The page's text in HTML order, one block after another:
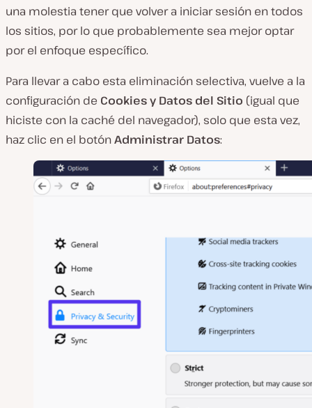
una molestia tener que volver a iniciar sesión en todos
los sitios, por lo que probablemente sea mejor optar
por el enfoque específico.
Para llevar a cabo esta eliminación selectiva, vuelve a la
configuración de Cookies y Datos del Sitio (igual que
hiciste con la caché del navegador), solo que esta vez,
haz clic en el botónAdministrar Datos: